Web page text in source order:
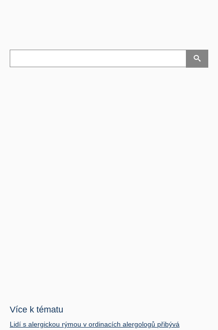
Více k tématu
Lidí s alergickou rýmou v ordinacích alergologů přibývá